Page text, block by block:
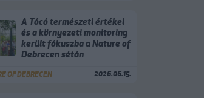
A Tócó természeti értékei
és a környezeti monitoring
került fókuszba a Nature of
Debrecen sétán
OF DEBRECEN 2026.06.15.